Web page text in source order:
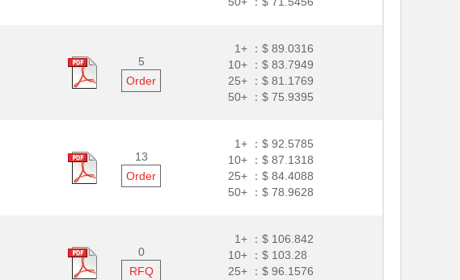
5
Order
1+ ：$ 89.0316
10+ ：$ 83.7949
25+ ：$ 81.1769
50+ ：$ 75.9395
13
Order
1+ ：$ 92.5785
10+ ：$ 87.1318
25+ ：$ 84.4088
50+ ：$ 78.9628
0
RFQ
1+ ：$ 106.842
10+ ：$ 103.28
25+ ：$ 96.1576